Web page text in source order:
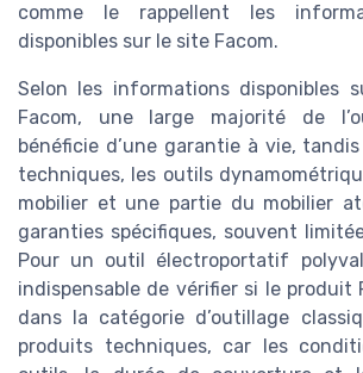
comme le rappellent les
disponibles sur le site Facom.
Selon les informations disponibles
Facom, une large majorité de
bénéficie d’une garantie à vie,
techniques, les outils
mobilier et une partie du mobilier
garanties spécifiques, souvent
Pour un outil électroportatif
indispensable de vérifier si le produit
dans la catégorie d’outillage
produits techniques, car les